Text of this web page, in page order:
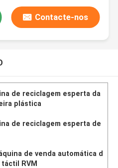
Contacte-nos
de reciclagem esperta da
plástica
de reciclagem esperta de
de venda automática d
RVM